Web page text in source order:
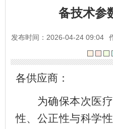
备技术参
发布时间：2026-04-24 09:04
各供应商：
为确保本次医
性、公正性与科学